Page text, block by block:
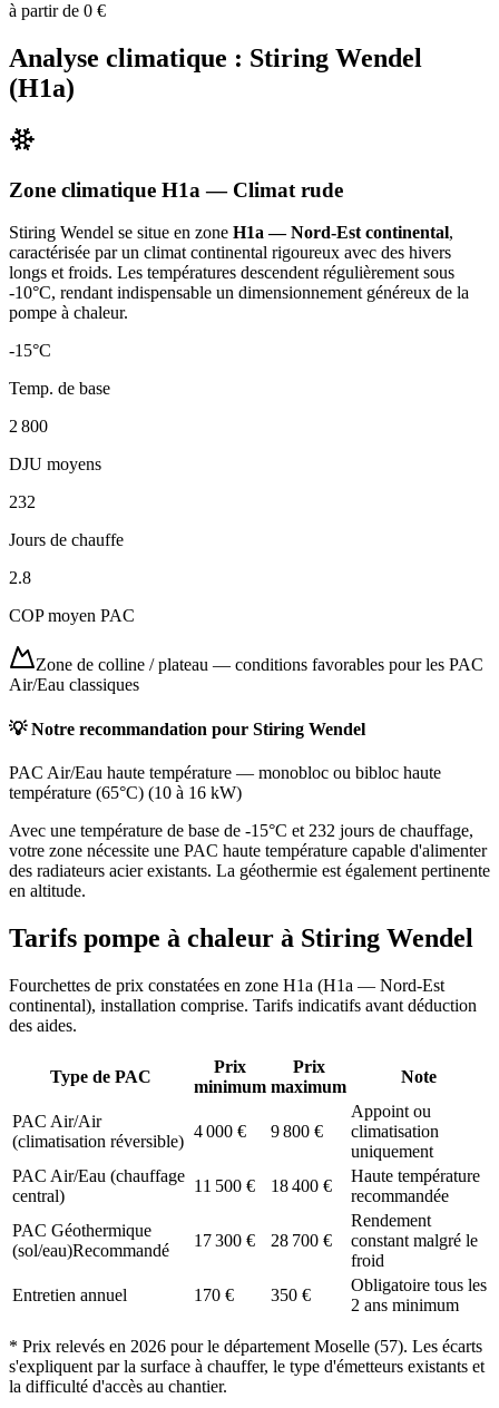
à partir de 0 €
Analyse climatique : Stiring Wendel
(H1a)
Zone climatique H1a — Climat rude
Stiring Wendel se situe en zone H1a — Nord-Est continental,
caractérisée par un climat continental rigoureux avec des hivers
longs et froids. Les températures descendent régulièrement sous
-10°C, rendant indispensable un dimensionnement généreux de la
pompe à chaleur.
-15°C
Temp. de base
2 800
DJU moyens
232
Jours de chauffe
2.8
COP moyen PAC
Zone de colline / plateau — conditions favorables pour les PAC
Air/Eau classiques
💡 Notre recommandation pour Stiring Wendel
PAC Air/Eau haute température — monobloc ou bibloc haute
température (65°C) (10 à 16 kW)
Avec une température de base de -15°C et 232 jours de chauffage,
votre zone nécessite une PAC haute température capable d'alimenter
des radiateurs acier existants. La géothermie est également pertinente
en altitude.
Tarifs pompe à chaleur à Stiring Wendel
Fourchettes de prix constatées en zone H1a (H1a — Nord-Est
continental), installation comprise. Tarifs indicatifs avant déduction
des aides.
Type de PAC
Prix
minimum
Prix
maximum
Note
PAC Air/Air
(climatisation réversible)
4 000 € 9 800 €
Appoint ou
climatisation
uniquement
PAC Air/Eau (chauffage
central)
11 500 € 18 400 €
Haute température
recommandée
PAC Géothermique
(sol/eau)Recommandé
17 300 € 28 700 €
Rendement
constant malgré le
froid
Entretien annuel
170 € 350 €
Obligatoire tous les
2 ans minimum
* Prix relevés en 2026 pour le département Moselle (57). Les écarts
s'expliquent par la surface à chauffer, le type d'émetteurs existants et
la difficulté d'accès au chantier.